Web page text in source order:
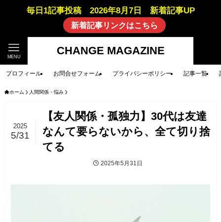
毎日1記事投稿 2026年8月7日 新着記事UP
新着記事リンクはこちら
CHANGE MAGAZINE
MENU
プロフィール お問合せフォーム プライバシーポリシー 記事一覧
ホーム 人間関係・悩み
【友人関係・孤独力】30代は友達
なんて要らないから、全て切り捨
てる
2025
5/31
2025年5月31日